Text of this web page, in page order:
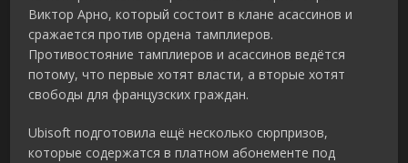
Виктор Арно, который состоит в клане асассинов и
сражается против ордена тамплиеров.
Противостояние тамплиеров и асассинов ведётся
потому, что первые хотят власти, а вторые хотят
свободы для французских граждан.
Ubisoft подготовила ещё несколько сюрпризов,
которые содержатся в платном абонементе под